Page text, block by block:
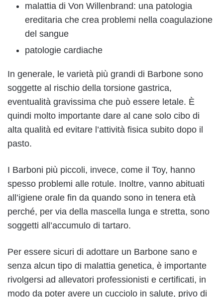
malattia di Von Willenbrand: una patologia
ereditaria che crea problemi nella coagulazione
del sangue
patologie cardiache
In generale, le varietà più grandi di Barbone sono
soggette al rischio della torsione gastrica,
eventualità gravissima che può essere letale. È
quindi molto importante dare al cane solo cibo di
alta qualità ed evitare l’attività fisica subito dopo il
pasto.
I Barboni più piccoli, invece, come il Toy, hanno
spesso problemi alle rotule. Inoltre, vanno abituati
all’igiene orale fin da quando sono in tenera età
perché, per via della mascella lunga e stretta, sono
soggetti all’accumulo di tartaro.
Per essere sicuri di adottare un Barbone sano e
senza alcun tipo di malattia genetica, è importante
rivolgersi ad allevatori professionisti e certificati, in
modo da poter avere un cucciolo in salute, privo di